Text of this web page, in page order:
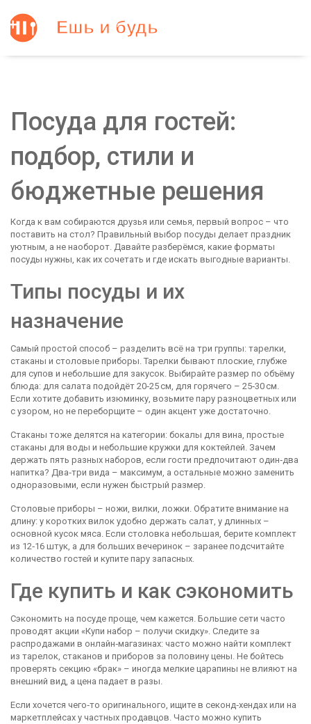
Посуда для гостей:
подбор, стили и
бюджетные решения
Когда к вам собираются друзья или семья, первый вопрос – что
поставить на стол? Правильный выбор посуды делает праздник
уютным, а не наоборот. Давайте разберёмся, какие форматы
посуды нужны, как их сочетать и где искать выгодные варианты.
Типы посуды и их
назначение
Самый простой способ – разделить всё на три группы: тарелки,
стаканы и столовые приборы. Тарелки бывают плоские, глубже
для супов и небольшие для закусок. Выбирайте размер по объёму
блюда: для салата подойдёт 20‑25 см, для горячего – 25‑30 см.
Если хотите добавить изюминку, возьмите пару разноцветных или
с узором, но не переборщите – один акцент уже достаточно.
Стаканы тоже делятся на категории: бокалы для вина, простые
стаканы для воды и небольшие кружки для коктейлей. Зачем
держать пять разных наборов, если гости предпочитают один‑два
напитка? Два‑три вида – максимум, а остальные можно заменить
одноразовыми, если нужен быстрый размер.
Столовые приборы – ножи, вилки, ложки. Обратите внимание на
длину: у коротких вилок удобно держать салат, у длинных –
основной кусок мяса. Если столовка небольшая, берите комплект
из 12‑16 штук, а для больших вечеринок – заранее подсчитайте
количество гостей и купите пару запасных.
Где купить и как сэкономить
Сэкономить на посуде проще, чем кажется. Большие сети часто
проводят акции «Купи набор – получи скидку». Следите за
распродажами в онлайн‑магазинах: часто можно найти комплект
из тарелок, стаканов и приборов за половину цены. Не бойтесь
проверять секцию «брак» – иногда мелкие царапины не влияют на
внешний вид, а цена падает в разы.
Если хочется чего‑то оригинального, ищите в секонд‑хендах или на
маркетплейсах у частных продавцов. Часто можно купить